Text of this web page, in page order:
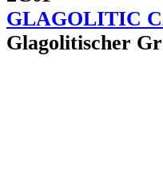
GLAGOLITIC
Glagolitischer